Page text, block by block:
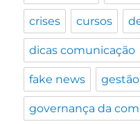
crises cursos
dicas comunicação
fake news gestão
governança da